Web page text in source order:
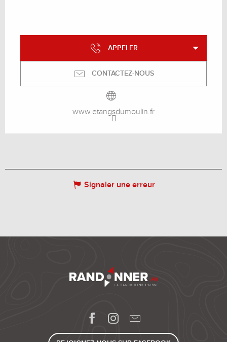
APPELER
CONTACTEZ-NOUS
www.etangsdumoulin.fr
Signaler une erreur